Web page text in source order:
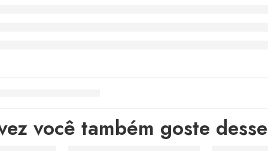
você também goste